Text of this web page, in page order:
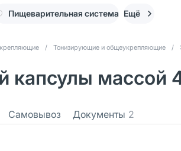
Пищеварительная система Ещё
/ Тонизирующие и общеукрепляющие /
капсулы массой
Самовывоз Документы 2